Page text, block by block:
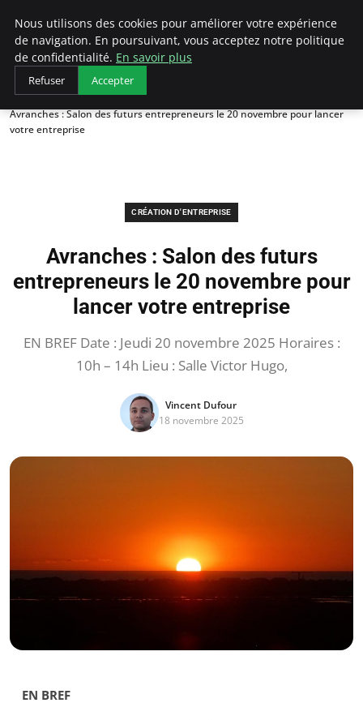
LECFCM
Accueil
Création d'entreprise
Avranches : Salon des futurs entrepreneurs le 20 novembre pour lancer
votre entreprise
CRÉATION D'ENTREPRISE
Avranches : Salon des futurs
entrepreneurs le 20 novembre pour
lancer votre entreprise
EN BREF Date : Jeudi 20 novembre 2025 Horaires :
10h – 14h Lieu : Salle Victor Hugo,
Vincent Dufour
18 novembre 2025
EN BREF
Nous utilisons des cookies pour améliorer votre expérience
de navigation. En poursuivant, vous acceptez notre politique
de confidentialité. En savoir plus
Refuser Accepter